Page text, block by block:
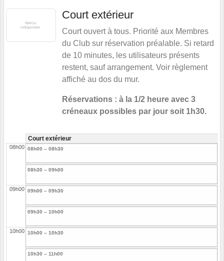
Court extérieur
Court ouvert à tous. Priorité aux Membres
du Club sur réservation préalable. Si retard
de 10 minutes, les utilisateurs présents
restent, sauf arrangement. Voir règlement
affiché au dos du mur.
Réservations : à la 1/2 heure avec 3
créneaux possibles par jour soit 1h30.
Court extérieur
08h00
09h00
10h00 10h00 – 10h30
10h30 – 11h00
08h00 – 08h30
08h30 – 09h00
09h00 – 09h30
09h30 – 10h00